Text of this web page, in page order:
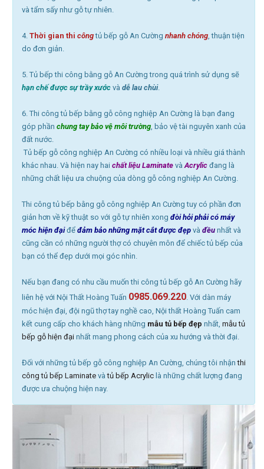
và tẩm sấy như gỗ tự nhiên.
4. Thời gian thi côngtủ bếp gỗ An Cường nhanh chóng, thuận tiện
do đơn giản.
5. Tủ bếp thi công bằng gỗ An Cường trong quá trình sử dụng sẽ
hạn chế được sự trầy xước và dễ lau chùi.
6. Thi công tủ bếp bằng gỗ công nghiệp An Cường là bạn đang
góp phần chung taybảo vệ môi trường, bảo vệ tài nguyên xanh của
đất nước.
Tủ bếp gỗ công nghiệp An Cường có nhiều loại và nhiều giá thành
khác nhau. Và hiện nay hai chất liệu Laminate vàAcrylic đang là
những chất liệu ưa chuộng của dòng gỗ công nghiệp An Cường.
Thi công tủ bếp bằng gỗ công nghiệp An Cường tuy có phần đơn
giản hơn về kỹ thuật so với gỗ tự nhiên xong đòi hỏi phải có máy
móc hiện đại để đảm bảo những mặt cắt được đẹp và đều nhất và
cũng cần có những người thợ có chuyên môn để chiếc tủ bếp của
bạn có thể đẹp dưới mọi góc nhìn.
Nếu bạn đang có nhu cầu muốn thi công tủ bếp gỗ An Cường hãy
liên hệ với Nội Thất Hoàng Tuấn 0985.069.220. Với dàn máy
móc hiện đại, đội ngũ thợ tay nghề cao, Nội thất Hoàng Tuấn cam
kết cung cấp cho khách hàng những mẫu tủ bếp đẹp nhất, mẫu tủ
bếp gỗ hiện đại nhất mang phong cách của xu hướng và thời đại.
Đối với những tủ bếp gỗ công nghiệp An Cường, chúng tôi nhậnthi
công tủ bếp Laminate vàtủ bếp Acrylic là những chất lượng đang
được ưa chuộng hiện nay.